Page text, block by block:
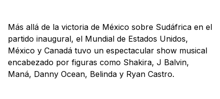
Más allá de la victoria de México sobre Sudáfrica en el
partido inaugural, el Mundial de Estados Unidos,
México y Canadá tuvo un espectacular show musical
encabezado por figuras como Shakira, J Balvin,
Maná, Danny Ocean, Belinda y Ryan Castro.